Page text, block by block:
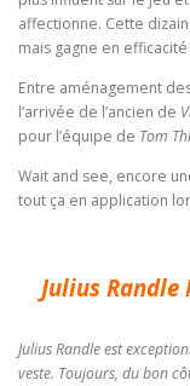
affectionne. Cette
mais gagne en
Entre aménagement
l’arrivée de l’ancien de
pour l’équipe de Tom
Wait and see, encore
tout ça en application
Julius Randle
Julius Randle est
veste. Toujours, du bon